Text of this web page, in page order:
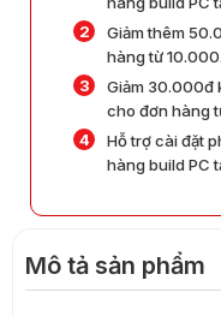
2
Giảm thêm
hàng từ
3
Giảm 30.000đ
cho đơn hàng
4
Hỗ trợ cài đặt
hàng build PC
Mô tả sản phẩm